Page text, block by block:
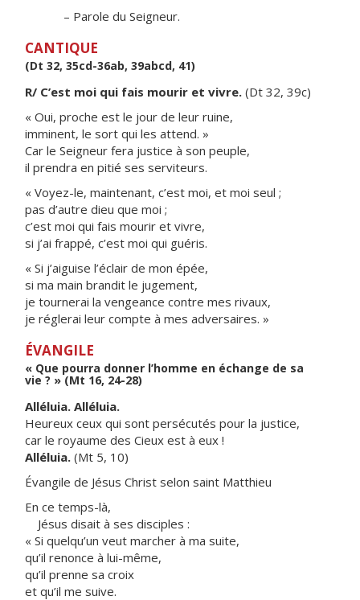
– Parole du Seigneur.
CANTIQUE
(Dt 32, 35cd-36ab, 39abcd, 41)
R/ C’est moi qui fais mourir et vivre. (Dt 32, 39c)
« Oui, proche est le jour de leur ruine,
imminent, le sort qui les attend. »
Car le Seigneur fera justice à son peuple,
il prendra en pitié ses serviteurs.
« Voyez-le, maintenant, c’est moi, et moi seul ;
pas d’autre dieu que moi ;
c’est moi qui fais mourir et vivre,
si j’ai frappé, c’est moi qui guéris.
« Si j’aiguise l’éclair de mon épée,
si ma main brandit le jugement,
je tournerai la vengeance contre mes rivaux,
je réglerai leur compte à mes adversaires. »
ÉVANGILE
« Que pourra donner l’homme en échange de sa
vie ? » (Mt 16, 24-28)
Alléluia. Alléluia.
Heureux ceux qui sont persécutés pour la justice,
car le royaume des Cieux est à eux !
Alléluia. (Mt 5, 10)
Évangile de Jésus Christ selon saint Matthieu
En ce temps-là,
Jésus disait à ses disciples :
« Si quelqu’un veut marcher à ma suite,
qu’il renonce à lui-même,
qu’il prenne sa croix
et qu’il me suive.